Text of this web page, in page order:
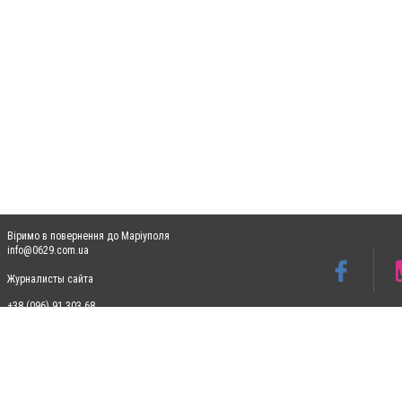
Віримо в повернення до Маріуполя
info@0629.com.ua
Журналисты сайта
+38 (096) 91 303 68